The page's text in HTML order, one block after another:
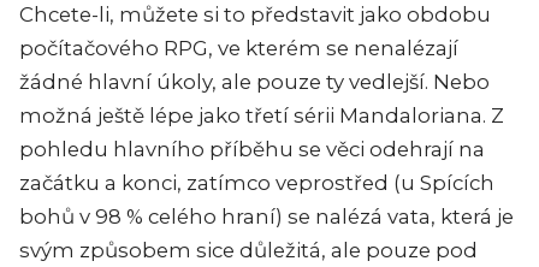
Chcete-li, můžete si to představit jako obdobu
počítačového RPG, ve kterém se nenalézají
žádné hlavní úkoly, ale pouze ty vedlejší. Nebo
možná ještě lépe jako třetí sérii Mandaloriana. Z
pohledu hlavního příběhu se věci odehrají na
začátku a konci, zatímco veprostřed (u Spících
bohů v 98 % celého hraní) se nalézá vata, která je
svým způsobem sice důležitá, ale pouze pod